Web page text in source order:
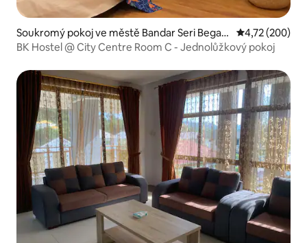
Soukromý pokoj ve městě Bandar Seri Begaw
an
Průměrné
4,72 (200)
BK Hostel @ City Centre Room C - Jednolůžkový pokoj